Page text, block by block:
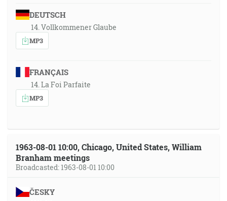
DEUTSCH
14. Vollkommener Glaube
MP3
FRANÇAIS
14. La Foi Parfaite
MP3
1963-08-01 10:00, Chicago, United States, William
Branham meetings
Broadcasted: 1963-08-01 10:00
ČESKY